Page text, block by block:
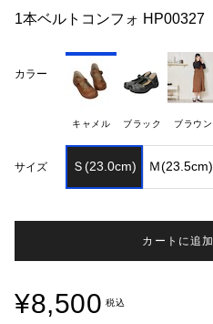
1本ベルトコンフォ HP00327
カラー
キャメル ブラック ブラウン
サイズ Ｓ(23.0cm) Ｍ(23.5cm)
カートに追加
¥8,500 税込